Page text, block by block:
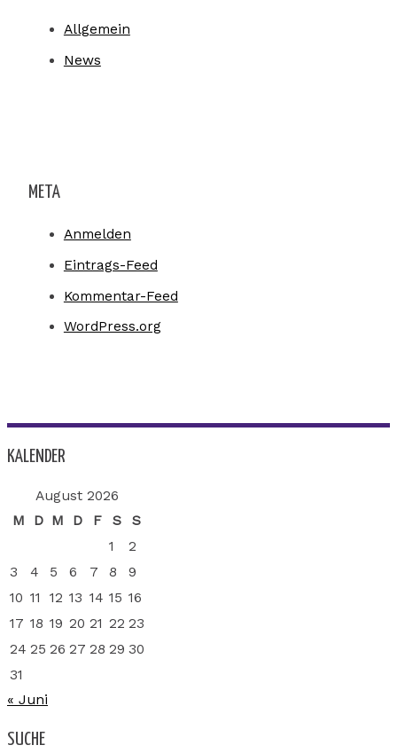
Allgemein
News
META
Anmelden
Eintrags-Feed
Kommentar-Feed
WordPress.org
KALENDER
August 2026
M
D M D F S
S
1
2
3
4 5 6 7 8
9
10 11 12 13 14 15 16
17 18 19 20 21 22 23
24 25 26 27 28 29 30
31
« Juni
SUCHE